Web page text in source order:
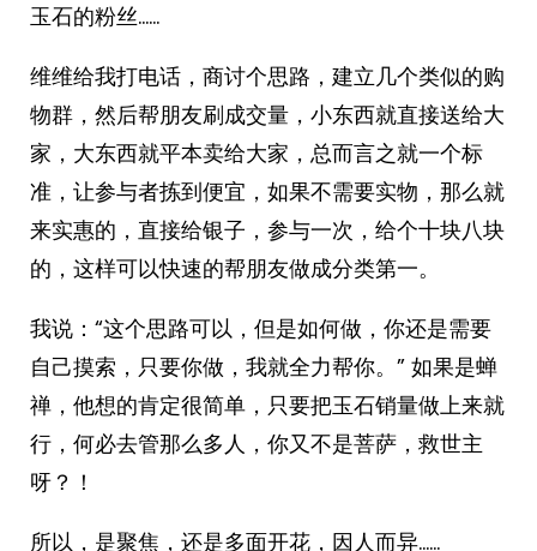
玉石的粉丝……
维维给我打电话，商讨个思路，建立几个类似的购
物群，然后帮朋友刷成交量，小东西就直接送给大
家，大东西就平本卖给大家，总而言之就一个标
准，让参与者拣到便宜，如果不需要实物，那么就
来实惠的，直接给银子，参与一次，给个十块八块
的，这样可以快速的帮朋友做成分类第一。
我说：“这个思路可以，但是如何做，你还是需要
自己摸索，只要你做，我就全力帮你。” 如果是蝉
禅，他想的肯定很简单，只要把玉石销量做上来就
行，何必去管那么多人，你又不是菩萨，救世主
呀？！
所以，是聚焦，还是多面开花，因人而异……